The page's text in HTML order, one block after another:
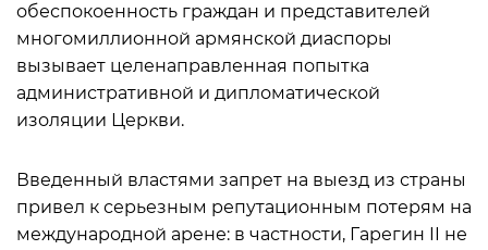
обеспокоенность граждан и представителей
многомиллионной армянской диаспоры
вызывает целенаправленная попытка
административной и дипломатической
изоляции Церкви.
Введенный властями запрет на выезд из страны
привел к серьезным репутационным потерям на
международной арене: в частности, Гарегин II не